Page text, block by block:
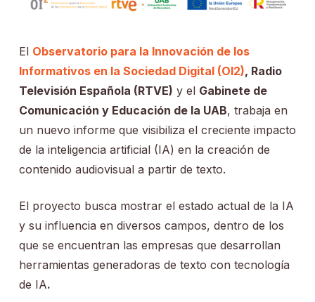
El Observatorio para la Innovación de los
Informativos en la Sociedad Digital (OI2), Radio
Televisión Española (RTVE) y el Gabinete de
Comunicación y Educación de la UAB, trabaja en
un nuevo informe que visibiliza el creciente impacto
de la inteligencia artificial (IA) en la creación de
contenido audiovisual a partir de texto.
El proyecto busca mostrar el estado actual de la IA
y su influencia en diversos campos, dentro de los
que se encuentran las empresas que desarrollan
herramientas generadoras de texto con tecnología
de IA.